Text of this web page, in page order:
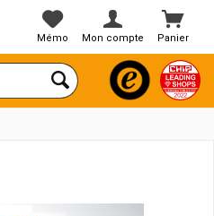
Panier
Mémo Mon compte